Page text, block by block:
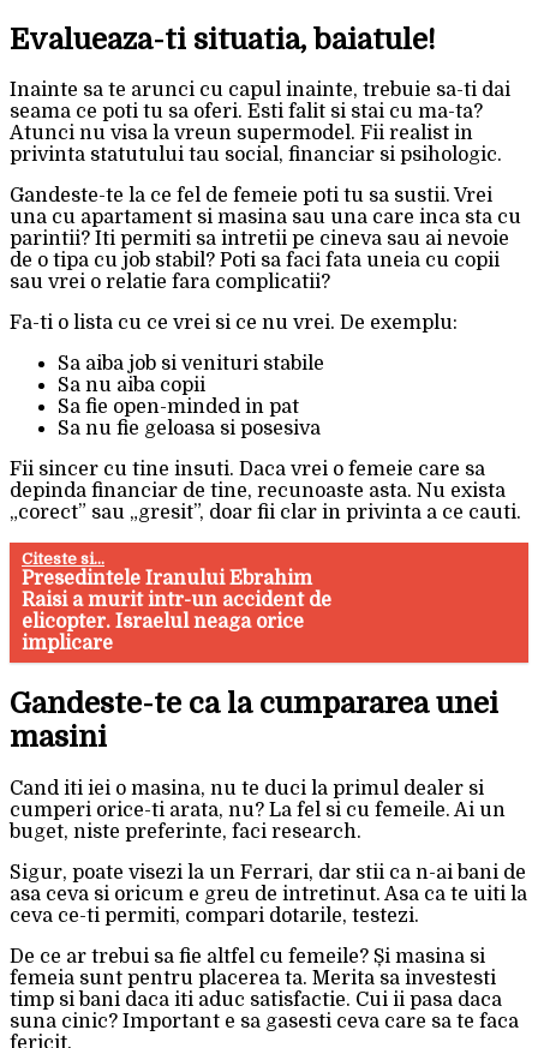
Evalueaza-ti situatia, baiatule!
Inainte sa te arunci cu capul inainte, trebuie sa-ti dai
seama ce poti tu sa oferi. Esti falit si stai cu ma-ta?
Atunci nu visa la vreun supermodel. Fii realist in
privinta statutului tau social, financiar si psihologic.
Gandeste-te la ce fel de femeie poti tu sa sustii. Vrei
una cu apartament si masina sau una care inca sta cu
parintii? Iti permiti sa intretii pe cineva sau ai nevoie
de o tipa cu job stabil? Poti sa faci fata uneia cu copii
sau vrei o relatie fara complicatii?
Fa-ti o lista cu ce vrei si ce nu vrei. De exemplu:
Sa aiba job si venituri stabile
Sa nu aiba copii
Sa fie open-minded in pat
Sa nu fie geloasa si posesiva
Fii sincer cu tine insuti. Daca vrei o femeie care sa
depinda financiar de tine, recunoaste asta. Nu exista
„corect” sau „gresit”, doar fii clar in privinta a ce cauti.
Citeste si...
Presedintele Iranului Ebrahim
Raisi a murit intr-un accident de
elicopter. Israelul neaga orice
implicare
Gandeste-te ca la cumpararea unei
masini
Cand iti iei o masina, nu te duci la primul dealer si
cumperi orice-ti arata, nu? La fel si cu femeile. Ai un
buget, niste preferinte, faci research.
Sigur, poate visezi la un Ferrari, dar stii ca n-ai bani de
asa ceva si oricum e greu de intretinut. Asa ca te uiti la
ceva ce-ti permiti, compari dotarile, testezi.
De ce ar trebui sa fie altfel cu femeile? Și masina si
femeia sunt pentru placerea ta. Merita sa investesti
timp si bani daca iti aduc satisfactie. Cui ii pasa daca
suna cinic? Important e sa gasesti ceva care sa te faca
fericit.